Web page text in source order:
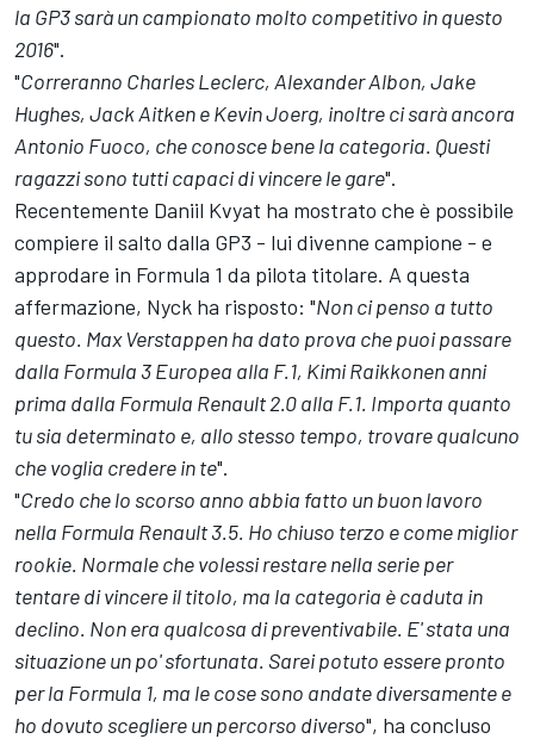
la GP3 sarà un campionato molto competitivo in questo
2016".
"Correranno Charles Leclerc, Alexander Albon, Jake
Hughes, Jack Aitken e Kevin Joerg, inoltre ci sarà ancora
Antonio Fuoco, che conosce bene la categoria. Questi
ragazzi sono tutti capaci di vincere le gare".
Recentemente Daniil Kvyat ha mostrato che è possibile
compiere il salto dalla GP3 - lui divenne campione - e
approdare in Formula 1 da pilota titolare. A questa
affermazione, Nyck ha risposto: "Non ci penso a tutto
questo. Max Verstappen ha dato prova che puoi passare
dalla Formula 3 Europea alla F.1, Kimi Raikkonen anni
prima dalla Formula Renault 2.0 alla F.1. Importa quanto
tu sia determinato e, allo stesso tempo, trovare qualcuno
che voglia credere in te".
"Credo che lo scorso anno abbia fatto un buon lavoro
nella Formula Renault 3.5. Ho chiuso terzo e come miglior
rookie. Normale che volessi restare nella serie per
tentare di vincere il titolo, ma la categoria è caduta in
declino. Non era qualcosa di preventivabile. E' stata una
situazione un po' sfortunata. Sarei potuto essere pronto
per la Formula 1, ma le cose sono andate diversamente e
ho dovuto scegliere un percorso diverso", ha concluso